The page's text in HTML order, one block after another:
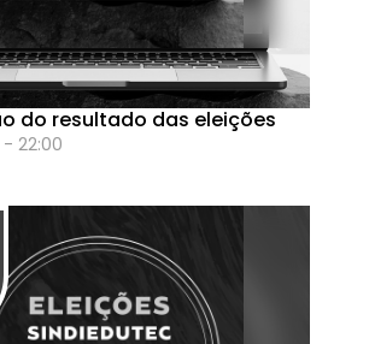
Eleitoral (Repositório)
15:36